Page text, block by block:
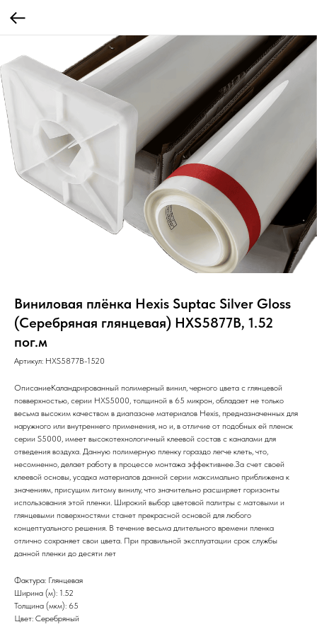
Виниловая плёнка Hexis Suptac Silver Gloss
(Серебряная глянцевая) HXS5877B, 1.52
пог.м
Артикул: HXS5877B-1520
ОписаниеКаландрированный полимерный винил, черного цвета с глянцевой
повверхностью, серии HXS5000, толщиной в 65 микрон, обладает не только
весьма высоким качеством в диапазоне материалов Hexis, предназначенных для
наружного или внутреннего применения, но и, в отличие от подобных ей пленок
серии S5000, имеет высокотехнологичный клеевой состав с каналами для
отведения воздуха. Данную полимерную пленку гораздо легче клеть, что,
несомненно, делает работу в процессе монтажа эффективнее.За счет своей
клеевой основы, усадка материалов данной серии максимально приближена к
значениям, присущим литому винилу, что значительно расширяет горизонты
использования этой пленки. Широкий выбор цветовой палитры с матовыми и
глянцевыми поверхностями станет прекрасной основой для любого
концептуального решения. В течение весьма длительного времени пленка
отлично сохраняет свои цвета. При правильной эксплуатации срок службы
данной пленки до десяти лет
Фактура: Глянцевая
Ширина (м): 1.52
Толщина (мкм): 65
Цвет: Серебряный